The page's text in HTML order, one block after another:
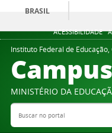
ACESSIBILIDADE
BRASIL
Instituto Federal de
MINISTÉRIO DA
Buscar no portal